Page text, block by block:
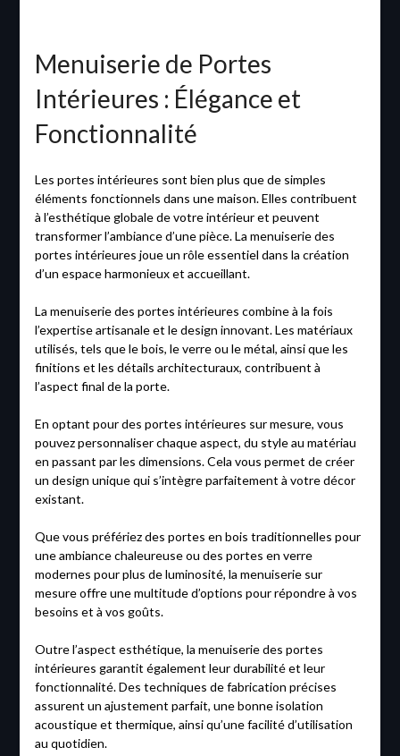
Menuiserie de Portes
Intérieures : Élégance et
Fonctionnalité
Les portes intérieures sont bien plus que de simples
éléments fonctionnels dans une maison. Elles contribuent
à l’esthétique globale de votre intérieur et peuvent
transformer l’ambiance d’une pièce. La menuiserie des
portes intérieures joue un rôle essentiel dans la création
d’un espace harmonieux et accueillant.
La menuiserie des portes intérieures combine à la fois
l’expertise artisanale et le design innovant. Les matériaux
utilisés, tels que le bois, le verre ou le métal, ainsi que les
finitions et les détails architecturaux, contribuent à
l’aspect final de la porte.
En optant pour des portes intérieures sur mesure, vous
pouvez personnaliser chaque aspect, du style au matériau
en passant par les dimensions. Cela vous permet de créer
un design unique qui s’intègre parfaitement à votre décor
existant.
Que vous préfériez des portes en bois traditionnelles pour
une ambiance chaleureuse ou des portes en verre
modernes pour plus de luminosité, la menuiserie sur
mesure offre une multitude d’options pour répondre à vos
besoins et à vos goûts.
Outre l’aspect esthétique, la menuiserie des portes
intérieures garantit également leur durabilité et leur
fonctionnalité. Des techniques de fabrication précises
assurent un ajustement parfait, une bonne isolation
acoustique et thermique, ainsi qu’une facilité d’utilisation
au quotidien.